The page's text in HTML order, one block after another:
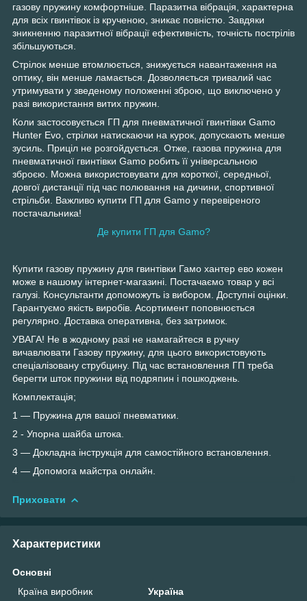
газову пружину комфортніше. Паразитна вібрація, характерна
для всіх гвинтівок із крученою, зникає повністю. Завдяки
зникненню паразитної вібрації ефективність, точність пострілів
збільшуються.
Стрілок менше втомлюється, знижується навантаження на
оптику, він менше ламається. Дозволяється тривалий час
утримувати у зведеному положенні зброю, що виключено у
разі використання витих пружин.
Коли застосовується ГП для пневматичної гвинтівки Gamo
Hunter Evo, стрілки натискаючи на курок, допускають менше
зусиль. Приціл не розгойдується. Отже, газова пружина для
пневматичної гвинтівки Gamo робить її універсальною
зброєю. Можна використовувати для короткої, середньої,
довгої дистанції під час полювання на дичини, спортивної
стрільби. Важливо купити ГП для Gamo у перевіреного
постачальника!
Де купити ГП для Gamo?
Купити газову пружину для гвинтівки Гамо хантер ево кожен
може в нашому інтернет-магазині. Постачаємо товар у всі
галузі. Консультанти допоможуть із вибором. Доступні оцінки.
Гарантуємо якість виробів. Асортимент поповнюється
регулярно. Доставка оперативна, без затримок.
УВАГА! Не в жодному разі не намагайтеся в ручну
вичавлювати Газову пружину, для цього використовують
спеціалізовану струбцину. Під час встановлення ГП треба
берегти шток пружини від подряпин і пошкоджень.
Комплектація;
1 — Пружина для вашої пневматики.
2 - Упорна шайба штока.
3 — Докладна інструкція для самостійного встановлення.
4 — Допомога майстра онлайн.
Приховати
Характеристики
Основні
Країна виробник
Україна